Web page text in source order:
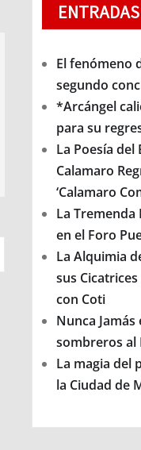
El fenómeno
segundo
*Arcángel
para su
La Poesía
Calamaro
‘Calamaro
La Tremenda
en el Foro
La Alquimia
sus Cicatrices
con Coti
Nunca
sombreros al
La magia del
la Ciudad de